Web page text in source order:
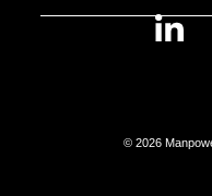
© 2026